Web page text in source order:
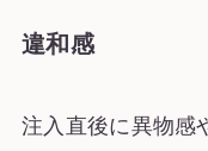
違和感
注入直後に異物感